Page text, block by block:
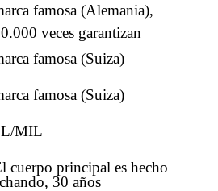
famosa (Alemania),
veces garantizan
famosa (Suiza)
famosa (Suiza)
MIL
cuerpo principal es hecho
30 años